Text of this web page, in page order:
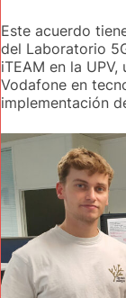
Este acuerdo
del Laboratorio
iTEAM en la
Vodafone en
implementación